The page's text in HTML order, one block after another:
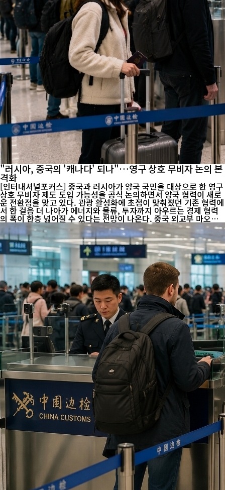
"러시아, 중국의 '캐나다' 되나"…영구 상호 무비자 논의 본
격화
[인터내셔널포커스] 중국과 러시아가 양국 국민을 대상으로 한 영구
상호 무비자 제도 도입 가능성을 공식 논의하면서 양국 협력이 새로
운 전환점을 맞고 있다. 관광 활성화에 초점이 맞춰졌던 기존 협력에
서 한 걸음 더 나아가 에너지와 물류, 투자까지 아우르는 경제 협력
의 폭이 한층 넓어질 수 있다는 전망이 나온다. 중국 외교부 마오닝
대변인은 7월 29일 정례브리핑에서 "영구 상호 무비자와 관련해 러
시아 측과 긴밀히 소통하고 있으며 앞으로도 협의를 이어갈 것"이라
고 밝혔다. 러시아 외교부도 양국 국민의 왕래를 더욱 확대하기 위한
제도 개선을 추진하고 있다고 설명했다. 다만 양국 모두 협상이 진행
중이라는 점을 강조하며, 영구 무비자가 최종 합의된 것은 아니라는
입장을 분명히 했다. 양국은 이미 비자 장벽을 단계적으로 낮춰왔다.
중국은 러시아 일반여권 소지자를 대상으로 시행 중인 무비자 ...